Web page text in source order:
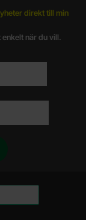
direkt till min
när du vill.